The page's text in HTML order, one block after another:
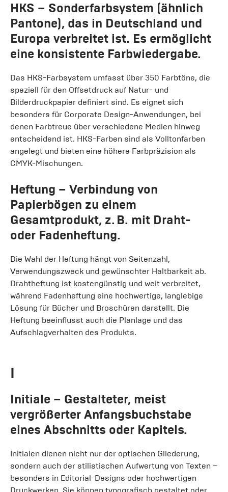
HKS – Sonderfarbsystem (ähnlich
Pantone), das in Deutschland und
Europa verbreitet ist. Es ermöglicht
eine konsistente Farbwiedergabe.
Das HKS-Farbsystem umfasst über 350 Farbtöne, die
speziell für den Offsetdruck auf Natur- und
Bilderdruckpapier definiert sind. Es eignet sich
besonders für Corporate Design-Anwendungen, bei
denen Farbtreue über verschiedene Medien hinweg
entscheidend ist. HKS-Farben sind als Volltonfarben
angelegt und bieten eine höhere Farbpräzision als
CMYK-Mischungen.
Heftung – Verbindung von
Papierbögen zu einem
Gesamtprodukt, z. B. mit Draht-
oder Fadenheftung.
Die Wahl der Heftung hängt von Seitenzahl,
Verwendungszweck und gewünschter Haltbarkeit ab.
Drahtheftung ist kostengünstig und weit verbreitet,
während Fadenheftung eine hochwertige, langlebige
Lösung für Bücher und Broschüren darstellt. Die
Heftung beeinflusst auch die Planlage und das
Aufschlagverhalten des Produkts.
I
Initiale – Gestalteter, meist
vergrößerter Anfangsbuchstabe
eines Abschnitts oder Kapitels.
Initialen dienen nicht nur der optischen Gliederung,
sondern auch der stilistischen Aufwertung von Texten –
besonders in Editorial-Designs oder hochwertigen